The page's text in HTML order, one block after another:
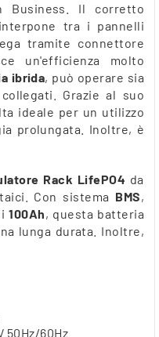
Business. Il corretto
tra i pannelli
tramite connettore
un'efficienza molto
ibrida, può operare sia
Grazie al suo
ideale per un utilizzo
prolungata. Inoltre, è
Rack LifePO4 da
Con sistema BMS,
100Ah, questa batteria
lunga durata. Inoltre,
50Hz/60Hz